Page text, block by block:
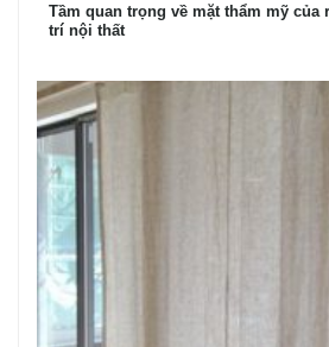
Tầm quan trọng về mặt thẩm mỹ của
trí nội thất